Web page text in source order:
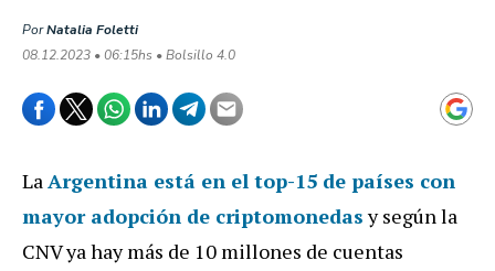
PorNatalia Foletti
08.12.2023 • 06:15hs • Bolsillo 4.0
LaArgentina está en el top-15 de países con
mayor adopción de criptomonedasy según la
CNV ya hay más de 10 millones de cuentas